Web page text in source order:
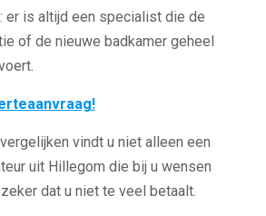
er is altijd een specialist die de
of de nieuwe badkamer geheel
vindt u niet alleen een
uit Hillegom die bij u wensen
dat u niet te veel betaalt.